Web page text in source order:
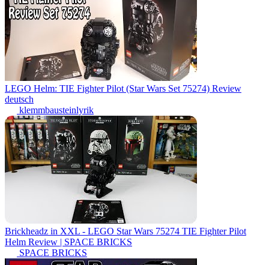
LEGO Helm: TIE Fighter Pilot (Star Wars Set 75274) Review
deutsch
klemmbausteinlyrik
Brickheadz in XXL - LEGO Star Wars 75274 TIE Fighter Pilot
Helm Review | SPACE BRICKS
SPACE BRICKS